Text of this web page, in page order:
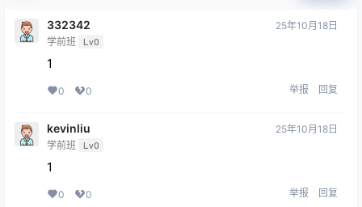
332342
学前班 Lv0
25年10月18日
1
0 0 举报 回复
kevinliu
学前班 Lv0
25年10月18日
1
0 0 举报 回复